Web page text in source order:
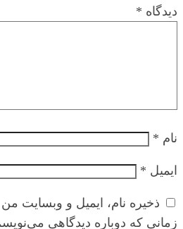
دیدگاه *
نام *
ایمیل *
ذخیره نام، ایمیل و وبسایت
زمانی که دوباره دیدگاهی